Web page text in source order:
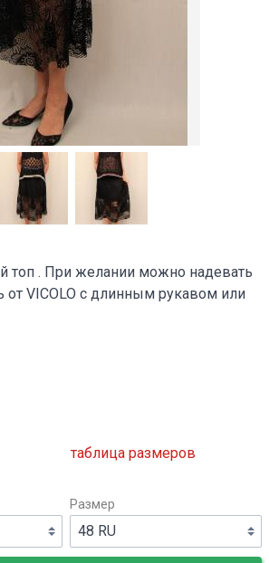
топ . При желании можно надевать
от VICOLO c длинным рукавом или
таблица размеров
Размер